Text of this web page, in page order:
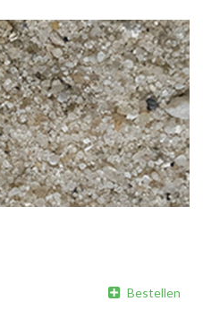
 Bestellen